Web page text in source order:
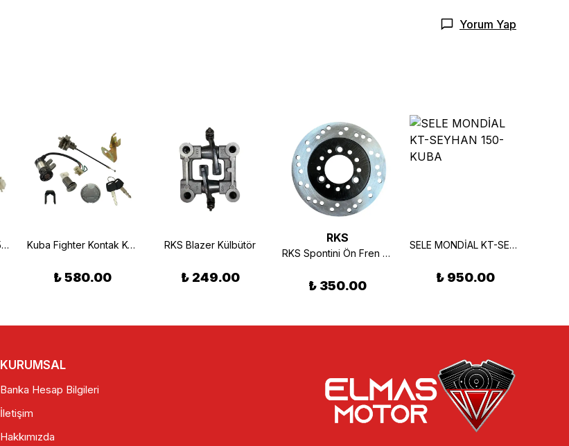
Yorum Yap
Kuba Sniper Pro X 135 Elektrik Tesisatı Kuba Fighter Kontak Komple Set
₺ 580.00
RKS Blazer Külbütör
₺ 249.00
RKS
RKS Spontini Ön Fren Diski
₺ 350.00
SELE MONDİAL KT-SEYHAN 150-KUBA
₺ 950.00
KURUMSAL
Banka Hesap Bilgileri
İletişim
Hakkımızda